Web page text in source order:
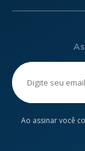
Please
leave
this
field
Ao assinar você